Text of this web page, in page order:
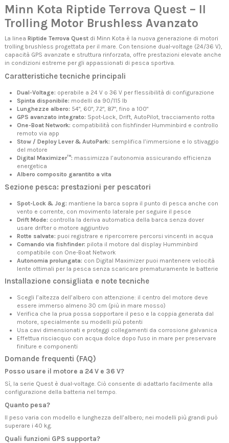
Minn Kota Riptide Terrova Quest – Il
Trolling Motor Brushless Avanzato
La linea Riptide Terrova Quest di Minn Kota è la nuova generazione di motori
trolling brushless progettata per il mare. Con tensione dual-voltage (24/36 V),
capacità GPS avanzate e struttura rinforzata, offre prestazioni elevate anche
in condizioni estreme per gli appassionati di pesca sportiva.
Caratteristiche tecniche principali
Dual-Voltage: operabile a 24 V o 36 V per flessibilità di configurazione
Spinta disponibile: modelli da 90/115 lb
Lunghezze albero: 54", 60", 72", 87", fino a 100"
GPS avanzato integrato: Spot-Lock, Drift, AutoPilot, tracciamento rotta
One-Boat Network: compatibilità con fishfinder Humminbird e controllo
remoto via app
Stow / Deploy Lever & AutoPark: semplifica l’immersione e lo stivaggio
del motore
Digital Maximizer™: massimizza l’autonomia assicurando efficienza
energetica
Albero composito garantito a vita
Sezione pesca: prestazioni per pescatori
Spot-Lock & Jog: mantiene la barca sopra il punto di pesca anche con
vento e corrente, con movimento laterale per seguire il pesce
Drift Mode: controlla la deriva automatica della barca senza dover
usare drifter o motore aggiuntivo
Rotte salvate: puoi registrare e ripercorrere percorsi vincenti in acqua
Comando via fishfinder: pilota il motore dal display Humminbird
compatibile con One-Boat Network
Autonomia prolungata: con Digital Maximizer puoi mantenere velocità
lente ottimali per la pesca senza scaricare prematuramente le batterie
Installazione consigliata e note tecniche
Scegli l’altezza dell’albero con attenzione: il centro del motore deve
essere immerso almeno 30 cm (più in mare mosso)
Verifica che la prua possa sopportare il peso e la coppia generata dal
motore, specialmente su modelli più potenti
Usa cavi dimensionati e proteggi collegamenti da corrosione galvanica
Effettua risciacquo con acqua dolce dopo l'uso in mare per preservare
finiture e componenti
Domande frequenti (FAQ)
Posso usare il motore a 24 V e 36 V?
Sì, la serie Quest è dual-voltage. Ciò consente di adattarlo facilmente alla
configurazione della batteria nel tempo.
Quanto pesa?
Il peso varia con modello e lunghezza dell’albero; nei modelli più grandi può
superare i 40 kg.
Quali funzioni GPS supporta?